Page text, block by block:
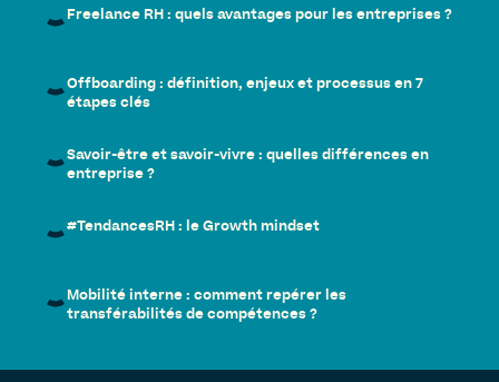
Freelance RH : quels avantages pour les entreprises ?
Offboarding : définition, enjeux et processus en 7
étapes clés
Savoir-être et savoir-vivre : quelles différences en
entreprise ?
#TendancesRH : le Growth mindset
Mobilité interne : comment repérer les
transférabilités de compétences ?